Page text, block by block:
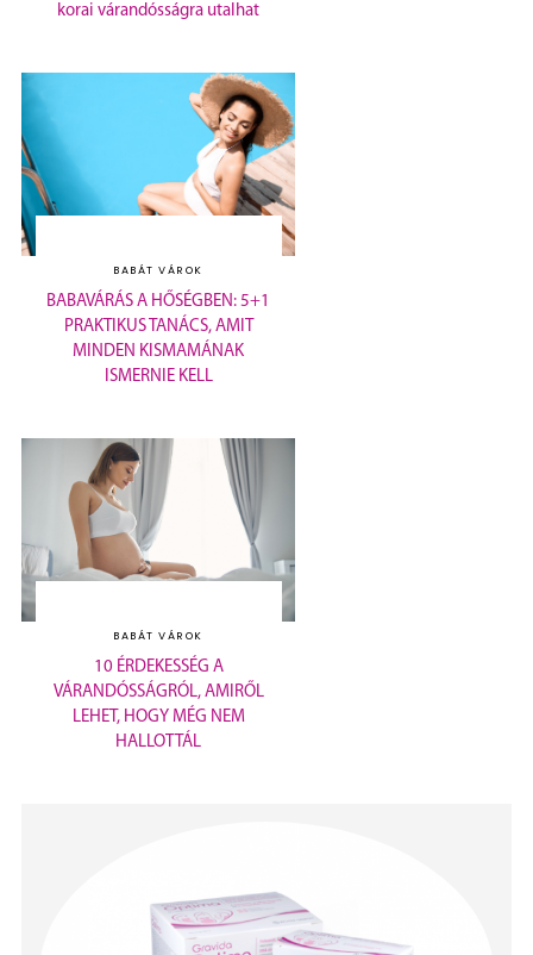
korai várandósságra utalhat
BABÁT VÁROK
BABAVÁRÁS A HŐSÉGBEN: 5+1
PRAKTIKUS TANÁCS, AMIT
MINDEN KISMAMÁNAK
ISMERNIE KELL
BABÁT VÁROK
10 ÉRDEKESSÉG A
VÁRANDÓSSÁGRÓL, AMIRŐL
LEHET, HOGY MÉG NEM
HALLOTTÁL